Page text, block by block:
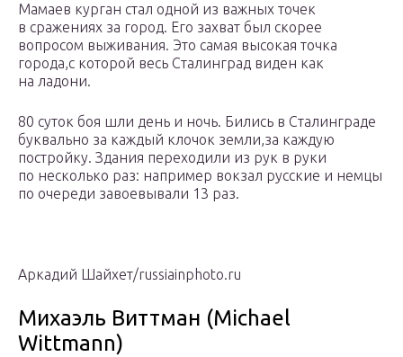
Мамаев курган стал одной из важных точек
в сражениях за город. Его захват был скорее
вопросом выживания. Это самая высокая точка
города,с которой весь Сталинград виден как
на ладони.
80 суток боя шли день и ночь. Бились в Сталинграде
буквально за каждый клочок земли,за каждую
постройку. Здания переходили из рук в руки
по несколько раз: например вокзал русские и немцы
по очереди завоевывали 13 раз.
Аркадий Шайхет/russiainphoto.ru
Михаэль Виттман (Michael
Wittmann)